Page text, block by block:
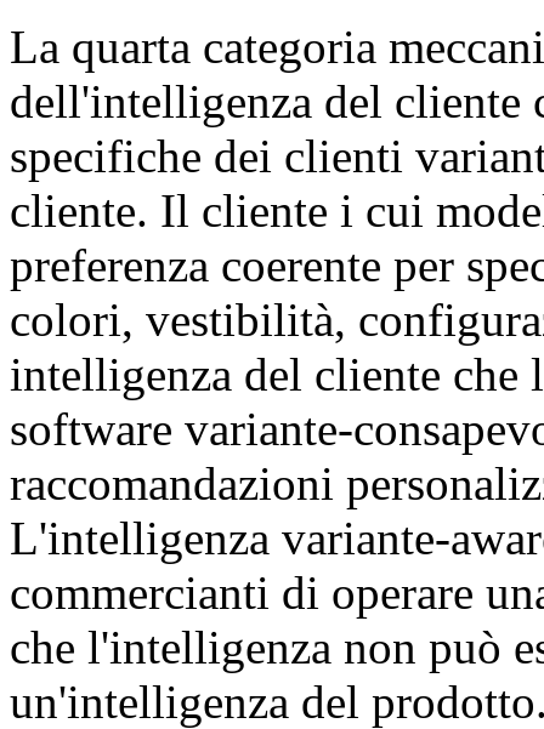
La quarta categoria
dell'intelligenza del cliente
specifiche dei clienti
cliente. Il cliente i cui
preferenza coerente per
colori, vestibilità,
intelligenza del cliente
software variante-
raccomandazioni
L'intelligenza variante-
commercianti di operare
che l'intelligenza non può
un'intelligenza del